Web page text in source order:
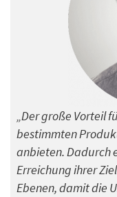
„Der große Vorteil
bestimmten
anbieten. Dadurch
Erreichung ihrer
Ebenen, damit die